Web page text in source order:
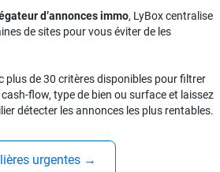
d’annonces immo, LyBox centralise
de sites pour vous éviter de les
plus de 30 critères disponibles pour filtrer
flow, type de bien ou surface et laissez
détecter les annonces les plus rentables.
urgentes →